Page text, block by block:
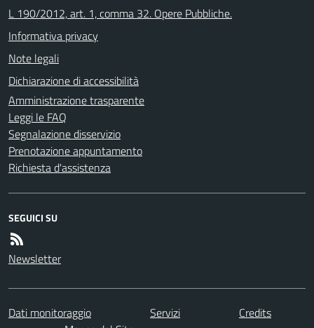
L 190/2012, art. 1, comma 32. Opere Pubbliche.
Informativa privacy
Note legali
Dichiarazione di accessibilità
Amministrazione trasparente
Leggi le FAQ
Segnalazione disservizio
Prenotazione appuntamento
Richiesta d'assistenza
SEGUICI SU
Newsletter
Dati monitoraggio Servizi
Credits